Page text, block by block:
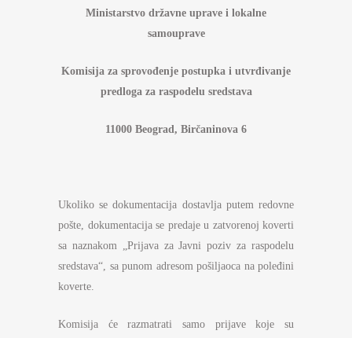
Ministarstvo državne uprave i lokalne
samouprave
Komisija za sprovođenje postupka i utvrđivanje
predloga za raspodelu sredstava
11000 Beograd, Birčaninova 6
Ukoliko se dokumentacija dostavlja putem redovne
pošte, dokumentacija se predaje u zatvorenoj koverti
sa naznakom „Prijava za Javni poziv za raspodelu
sredstava“, sa punom adresom pošiljaoca na poleđini
koverte.
Komisija će razmatrati samo prijave koje su